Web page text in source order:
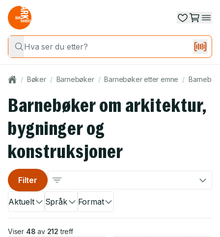
/ Bøker / Barnebøker / Barnebøker etter emne /
Barnebøker om arkitektur,
bygninger og
konstruksjoner
Aktuelt Språk Format
Filter
Viser 48 av 212 treff